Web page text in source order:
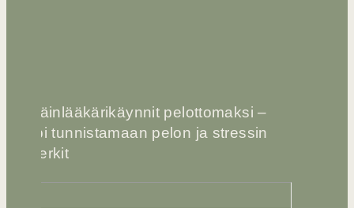
Eläinlääkärikäynnit pelottomaksi –
opi tunnistamaan pelon ja stressin
merkit